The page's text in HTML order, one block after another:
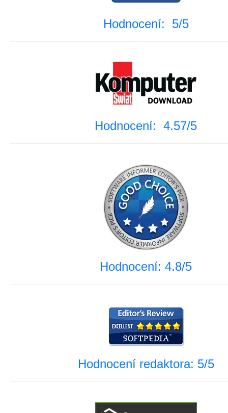
Hodnocení: 5/5
Hodnocení: 4.57/5
Hodnocení: 4.8/5
Hodnocení redaktora: 5/5